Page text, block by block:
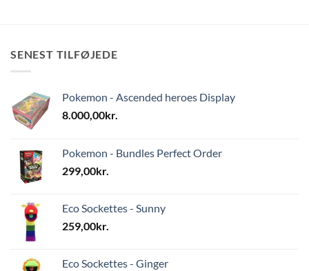
SENEST TILFØJEDE
Pokemon - Ascended heroes Display
8.000,00kr.
Pokemon - Bundles Perfect Order
299,00kr.
Eco Sockettes - Sunny
259,00kr.
Eco Sockettes - Ginger